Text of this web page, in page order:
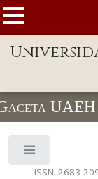
Enlaces
Directorio
Defensor
Patronato
UAEH
ISSN: 2683-